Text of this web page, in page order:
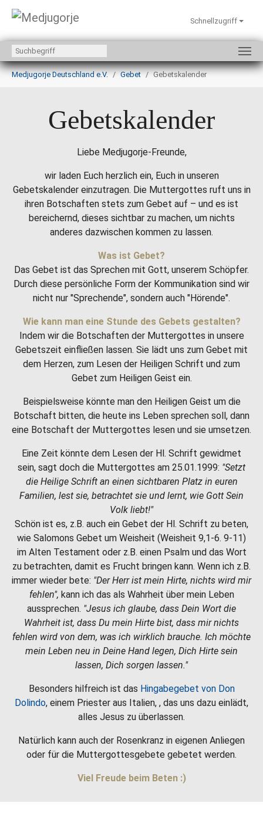
Zum Hauptinhalt springen
Schnellzugriff
Sie sind hier:
Medjugorje Deutschland e.V.
Gebet Gebetskalender
Gebetskalender
Liebe Medjugorje-Freunde,
wir laden Euch herzlich ein, Euch in unseren
Gebetskalender einzutragen. Die Muttergottes ruft uns in
ihren Botschaften stets zum Gebet auf – und es ist
bereichernd, dieses sichtbar zu machen, um nichts
anderes dazwischen kommen zu lassen.
Was ist Gebet?
Das Gebet ist das Sprechen mit Gott, unserem Schöpfer.
Durch diese persönliche Form der Kommunikation sind wir
nicht nur "Sprechende", sondern auch "Hörende".
Wie kann man eine Stunde des Gebets gestalten?
Indem wir die Botschaften der Muttergottes in unsere
Gebetszeit einfließen lassen. Sie lädt uns zum Gebet mit
dem Herzen, zum Lesen der Heiligen Schrift und zum
Gebet zum Heiligen Geist ein.
Beispielsweise könnte man den Heiligen Geist um die
Botschaft bitten, die heute ins Leben sprechen soll, dann
eine Botschaft der Muttergottes lesen und sie umsetzen.
Eine Zeit könnte dem Lesen der Hl. Schrift gewidmet
sein, sagt doch die Muttergottes am 25.01.1999: "Setzt
die Heilige Schrift an einen sichtbaren Platz in euren
Familien, lest sie, betrachtet sie und lernt, wie Gott Sein
Volk liebt!"
Schön ist es, z.B. auch ein Gebet der Hl. Schrift zu beten,
wie Salomons Gebet um Weisheit (Weisheit 9,1-6. 9-11)
im Alten Testament oder z.B. einen Psalm und das Wort
zu betrachten, damit es Frucht bringen kann. Wenn ich z.B.
immer wieder bete: "Der Herr ist mein Hirte, nichts wird mir
fehlen", kann ich das als Wahrheit über mein Leben
aussprechen. "Jesus ich glaube, dass Dein Wort die
Wahrheit ist, dass Du mein Hirte bist, dass mir nichts
fehlen wird von dem, was ich wirklich brauche. Ich möchte
mein Leben neu in Deine Hand legen, Dich Hirte sein
lassen, Dich sorgen lassen."
Besonders hilfreich ist das Hingabegebet von Don
Dolindo, einem Priester aus Italien, , das uns dazu einlädt,
alles Jesus zu überlassen.
Natürlich kann auch der Rosenkranz in eigenen Anliegen
oder für die Muttergottesgebete gebetet werden.
Viel Freude beim Beten :)